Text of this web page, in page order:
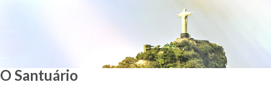
O Santuário